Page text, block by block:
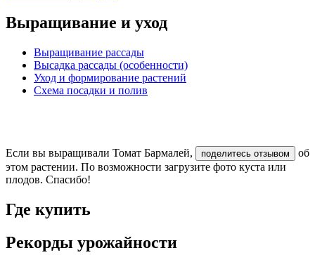
Выращивание и уход
Выращивание рассады
Высадка рассады (особенности)
Уход и формирование растений
Схема посадки и полив
Если вы выращивали Томат Бармалей, поделитесь отзывом
об
этом растении. По возможности загрузите фото куста или
плодов. Спасибо!
Где купить
Рекорды урожайности